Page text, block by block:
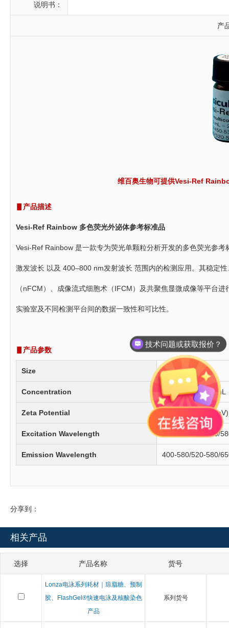
说明书：
产
维百奥生物可提供Vesi-Ref
▋产品描述
Vesi-Ref Rainbow 多色荧光外泌体参考标准品
Vesi-Ref Rainbow 是一款专为荧光单颗粒分析开发的多色荧光参
激发波长 以及 400–800 nm发射波长 范围内的检测应用。其稳定
（nFCM）、成像流式细胞术（IFCM）及共聚焦显微成像等平台
实验室及不同检测平台间的数据一致性和可比性。
▋产品参数
Size 140nm
Concentration 1.6E11 particles/mL
Zeta Potential -68.1mV (+/-
Excitation Wavelength 325-400/450-530/
Emission Wavelength 400-580/520-580/
分享到：
相关产品
选择 产品名称 货号
Lonza电泳系列耗材｜琼脂糖、预制
胶、FlashGel®快速电泳及核酸染色
产品
系列货号
技术问题或获取报价？